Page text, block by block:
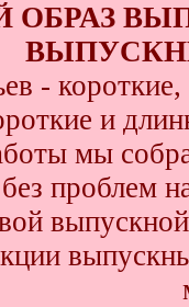
ОБРАЗ
-
и
мы
проблем